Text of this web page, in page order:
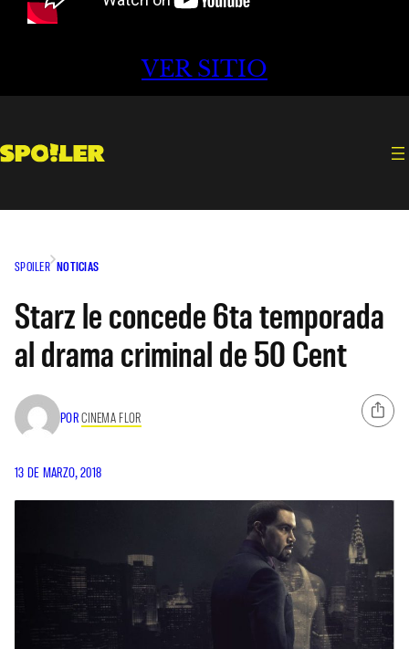
VER SITIO
SPOILER NOTICIAS
Starz le concede 6ta temporada
al drama criminal de 50 Cent
PORCINEMA FLOR
13 DE MARZO, 2018